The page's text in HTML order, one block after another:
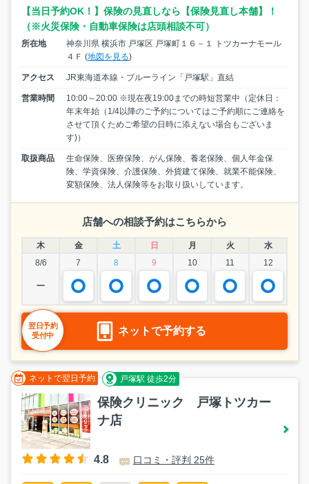
【当日予約OK！】保険の見直しなら【保険見直し本舗】！
（※火災保険・自動車保険は店頭相談不可）
所在地
神奈川県 横浜市 戸塚区 戸塚町１６－１ トツカーナモール
４Ｆ (地図を見る)
アクセス JR東海道本線・ブルーライン「戸塚駅」直結
営業時間
10:00～20:00 ※現在夜19:00までの時短営業中（定休日：
年末年始（1/4以降のご予約についてはご予約順にご連絡を
させて頂くためご希望の日時に添えない場合もございま
す)）
取扱商品
生命保険、医療保険、がん保険、養老保険、個人年金保
険、学資保険、介護保険、外貨建て保険、就業不能保険、
変額保険、法人保険等をお取り扱いしています。
店舗への相談予約はこちらから
木 金 土 日 月 火
水
8/6
7 8 9 10 11 12
ー
ネットで予約する
翌日予約
受付中
ネットで翌日予約 戸塚駅 徒歩2分
保険クリニック 戸塚トツカー
ナ店
4.8 口コミ・評判 25件